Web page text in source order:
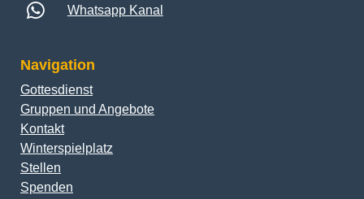
Whatsapp Kanal
Navigation
Gottesdienst
Gruppen und Angebote
Kontakt
Winterspielplatz
Stellen
Spenden